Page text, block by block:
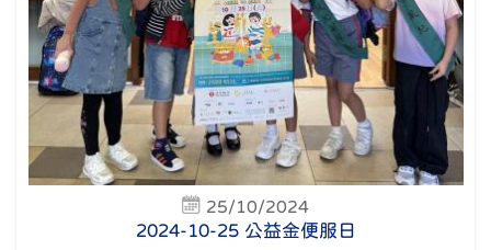
25/10/2024
2024-10-25 公益金便服日